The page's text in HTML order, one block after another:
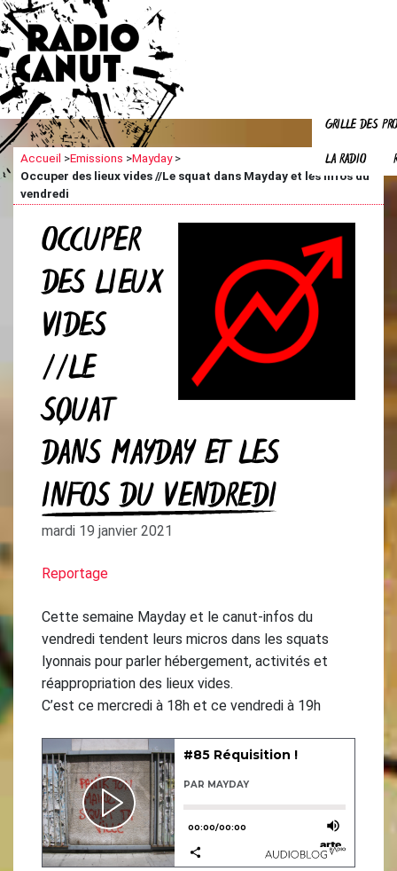
GRILLE DES
LA RADIO
Accueil >Emissions >Mayday>
Occuper des lieux vides //Le squat dans Mayday et les infos du
vendredi
OCCUPER
DES LIEUX
VIDES
//LE
SQUAT
DANS MAYDAY ET LES
INFOS DU VENDREDI
mardi 19 janvier 2021
Reportage
Cette semaine Mayday et le canut-infos du
vendredi tendent leurs micros dans les squats
lyonnais pour parler hébergement, activités et
réappropriation des lieux vides.
C’est ce mercredi à 18h et ce vendredi à 19h